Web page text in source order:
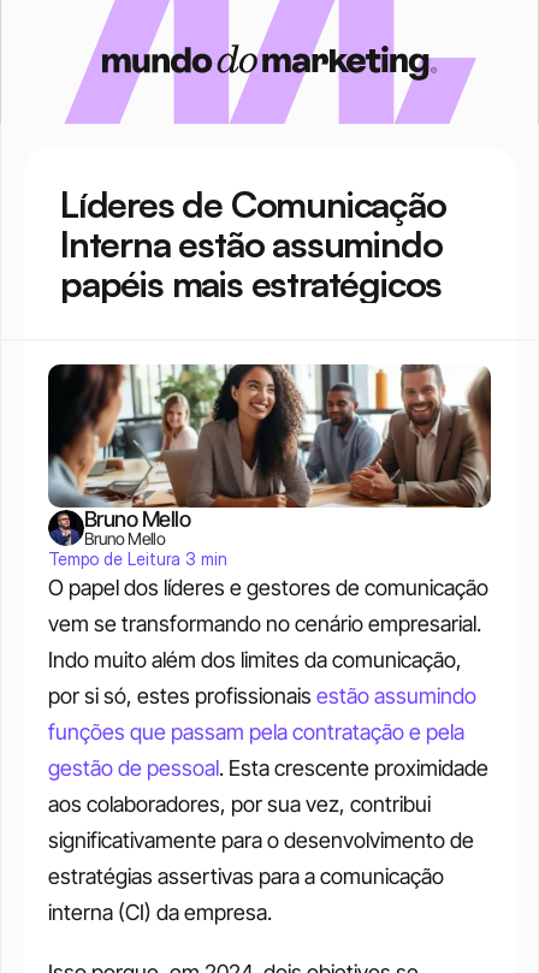
Líderes de Comunicação
Interna estão assumindo
papéis mais estratégicos
O papel dos líderes e gestores de comunicação
vem se transformando no cenário empresarial.
Indo muito além dos limites da comunicação,
por si só, estes profissionais estão assumindo
funções que passam pela contratação e pela
gestão de pessoal. Esta crescente proximidade
aos colaboradores, por sua vez, contribui
significativamente para o desenvolvimento de
estratégias assertivas para a comunicação
interna (CI) da empresa.
Bruno Mello
Bruno Mello
Tempo de Leitura 3 min